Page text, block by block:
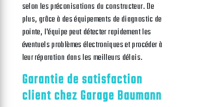
selon les préconisations du constructeur. De
plus, grâce à des équipements de diagnostic de
pointe, l'équipe peut détecter rapidement les
éventuels problèmes électroniques et procéder à
leur réparation dans les meilleurs délais.
Garantie de satisfaction
client chez Garage Baumann